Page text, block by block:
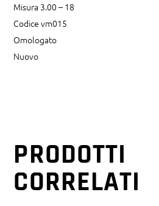
Misura 3.00 – 18
Codice vm015
Omologato
Nuovo
PRODOTTI
CORRELATI